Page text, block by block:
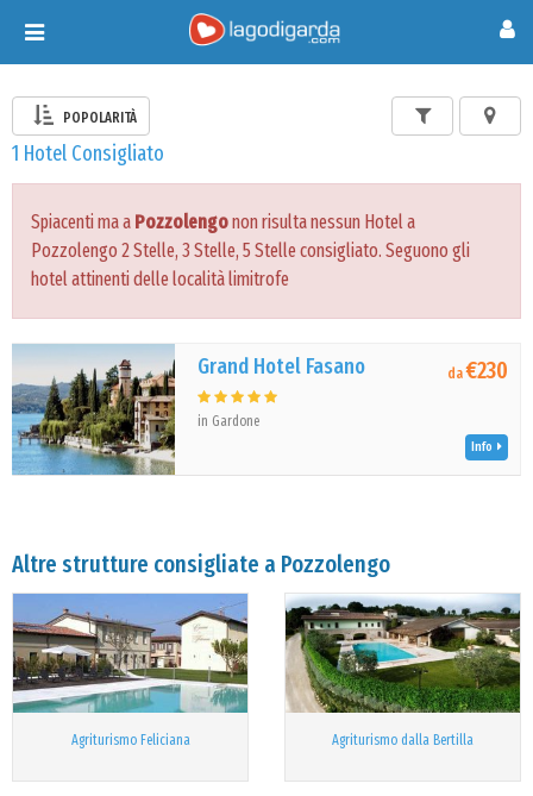
Toggle
navigation
POPOLARITÀ
1 Hotel Consigliato
Spiacenti ma a Pozzolengonon risulta nessun Hotel a
Pozzolengo 2 Stelle, 3 Stelle, 5 Stelle consigliato. Seguono gli
hotel attinenti delle località limitrofe
Grand Hotel Fasano
in Gardone
da€230
Info
Altre strutture consigliate a Pozzolengo
Agriturismo Feliciana Agriturismo dalla Bertilla